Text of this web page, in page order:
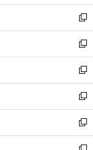
ウ
ィ
ン
ド
ウ
で
開
く
し
い
ウ
ィ
ン
ド
ウ
で
開
く
新
し
い
ウ
ィ
ン
ド
ウ
で
開
新
し
い
ウ
ィ
ン
ド
ウ
新
し
い
ウ
ィ
ン
新
し
い
ウ
新
し